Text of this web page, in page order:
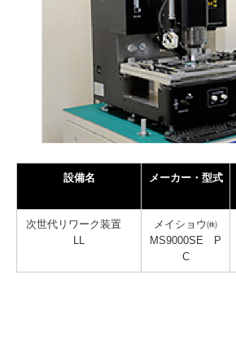
設備名 メーカー・型式
次世代リワーク装置
メイショウ㈱
MS9000SE P
C